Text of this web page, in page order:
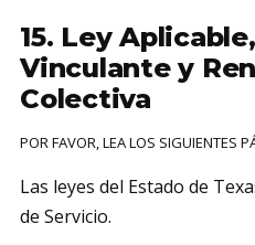
15. Ley
Vinculante y
Colectiva
POR FAVOR, LEA LOS SIGUIENTES
Las leyes del Estado de
de Servicio.